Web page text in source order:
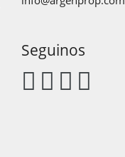
Seguinos